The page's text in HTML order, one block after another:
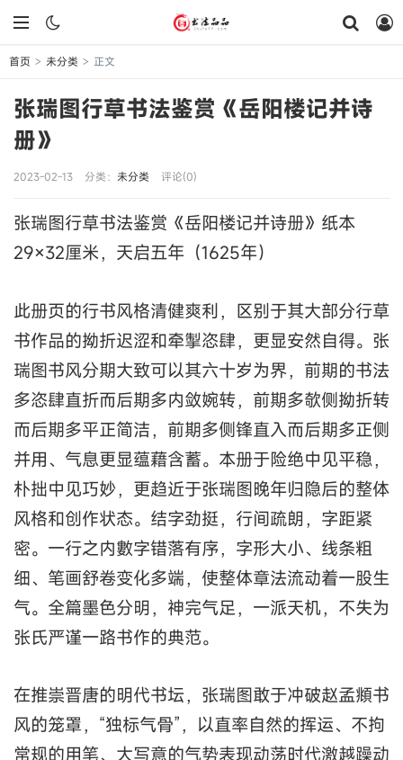
首页 > 未分类 > 正文
张瑞图行草书法鉴赏《岳阳楼记并诗
册》
2023-02-13 分类： 未分类 评论(0)
张瑞图行草书法鉴赏《岳阳楼记并诗册》纸本
29×32厘米，天启五年（1625年）
此册页的行书风格清健爽利，区别于其大部分行草
书作品的拗折迟涩和牵掣恣肆，更显安然自得。张
瑞图书风分期大致可以其六十岁为界，前期的书法
多恣肆直折而后期多内敛婉转，前期多欹侧拗折转
而后期多平正简洁，前期多侧锋直入而后期多正侧
并用、气息更显蕴藉含蓄。本册于险绝中见平稳，
朴拙中见巧妙，更趋近于张瑞图晚年归隐后的整体
风格和创作状态。结字劲挺，行间疏朗，字距紧
密。一行之内數字错落有序，字形大小、线条粗
细、笔画舒卷变化多端，使整体章法流动着一股生
气。全篇墨色分明，神完气足，一派天机，不失为
张氏严谨一路书作的典范。
在推崇晋唐的明代书坛，张瑞图敢于冲破赵孟頫书
风的笼罩，“独标气骨”，以直率自然的挥运、不拘
常规的用笔、大写意的气势表现动荡时代激越躁动